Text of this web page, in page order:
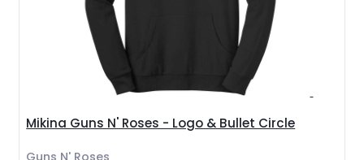
Mikina Guns N' Roses - Logo & Bullet Circle
Guns N' Roses